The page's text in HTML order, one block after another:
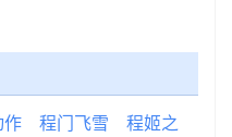
作 程门飞雪
程姬之